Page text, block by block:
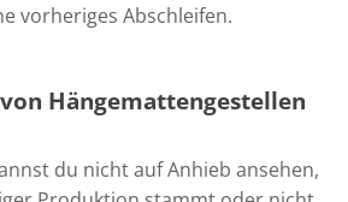
vorheriges Abschleifen.
Hängemattengestellen
du nicht auf Anhieb ansehen,